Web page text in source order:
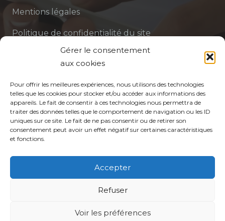
Gérer le consentement
aux cookies
Pour offrir les meilleures expériences, nous utilisons des technologies
telles que les cookies pour stocker et/ou accéder aux informations des
appareils. Le fait de consentir à ces technologies nous permettra de
traiter des données telles que le comportement de navigation ou les ID
uniques sur ce site. Le fait de ne pas consentir ou de retirer son
consentement peut avoir un effet négatif sur certaines caractéristiques
et fonctions.
Accepter
Refuser
Voir les préférences
Mentions légales
Politique de confidentialité du site
Politique de protection des données de la CPTS
Votre CPTS
Professionnels de santé